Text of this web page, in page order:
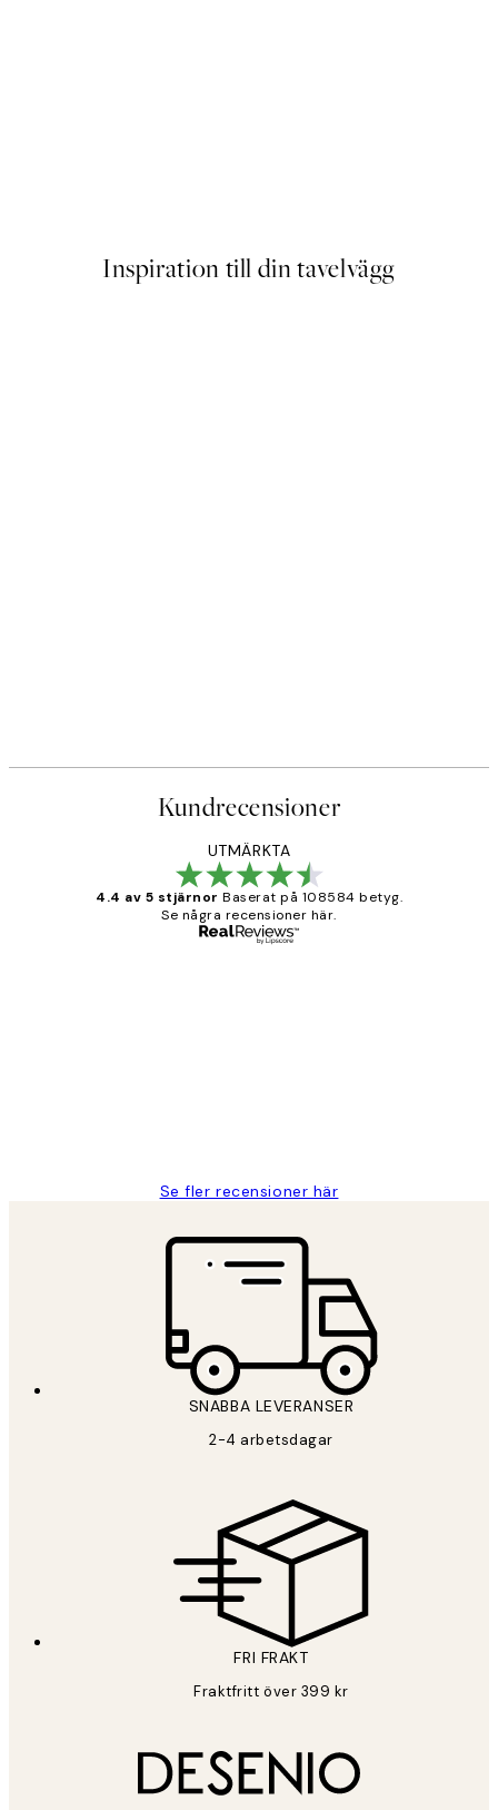
Inspiration till din tavelvägg
Kundrecensioner
UTMÄRKTA
4.4 av 5 stjärnor Baserat på 108584 betyg.
Se några recensioner här.
Se fler recensioner här
SNABBA LEVERANSER
2-4 arbetsdagar
FRI FRAKT
Fraktfritt över 399 kr